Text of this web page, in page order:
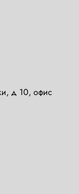
д 10, офис